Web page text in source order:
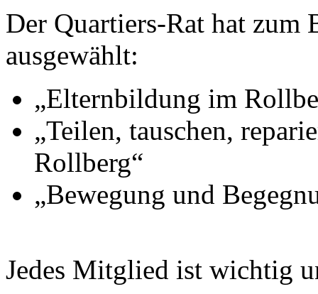
Der Quartiers-Rat hat zum
ausgewählt:
„Elternbildung im
„Teilen, tauschen,
Rollberg“
„Bewegung und
Jedes Mitglied ist wichtig